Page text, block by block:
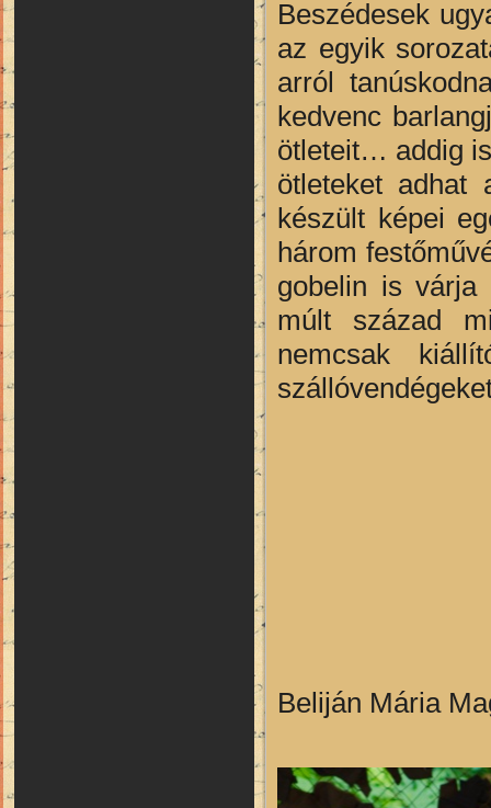
Beszédesek
az egyik
arról
kedvenc
ötleteit… addig
ötleteket adhat
készült képei
három
gobelin is várja
múlt század
nemcsak
Beliján Mária